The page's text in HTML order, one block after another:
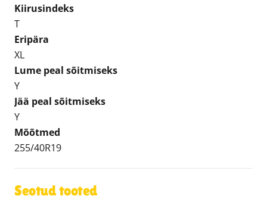
Kiirusindeks
T
Eripära
XL
Lume peal sõitmiseks
Y
Jää peal sõitmiseks
Y
Mõõtmed
255/40R19
Seotud tooted